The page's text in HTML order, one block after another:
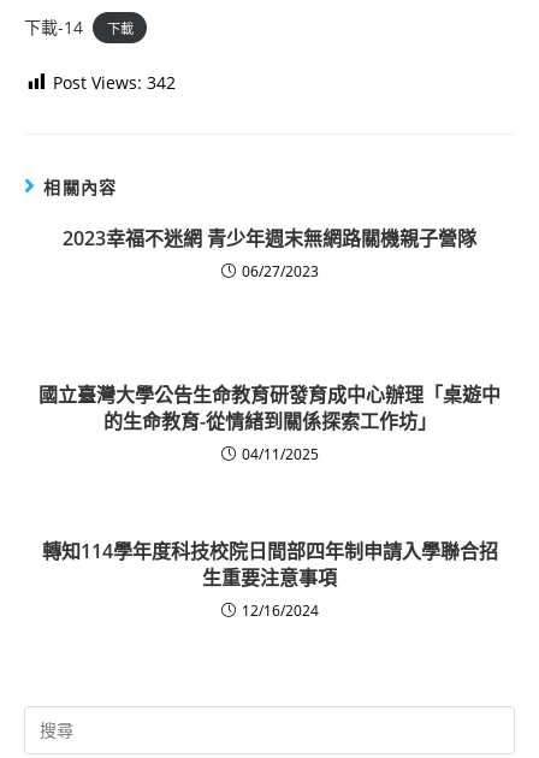
下載-14 下載
Post Views: 342
相關內容
2023幸福不迷網 青少年週末無網路關機親子營隊
06/27/2023
國立臺灣大學公告生命教育研發育成中心辦理「桌遊中
的生命教育-從情緒到關係探索工作坊」
04/11/2025
轉知114學年度科技校院日間部四年制申請入學聯合招
生重要注意事項
12/16/2024
Search
for: